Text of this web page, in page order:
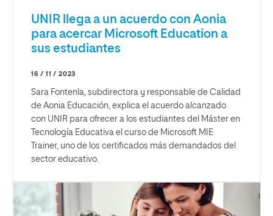
UNIR llega a un acuerdo con Aonia
para acercar Microsoft Education a
sus estudiantes
16 / 11 / 2023
Sara Fontenla, subdirectora y responsable de Calidad
de Aonia Educación, explica el acuerdo alcanzado
con UNIR para ofrecer a los estudiantes del Máster en
Tecnología Educativa el curso de Microsoft MIE
Trainer, uno de los certificados más demandados del
sector educativo.